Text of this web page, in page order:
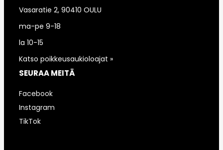
Vasaratie 2, 90410 OULU
ma-pe 9-18
la 10-15
Katso poikkeusaukioloajat »
SEURAA MEITÄ
Facebook
Instagram
TikTok